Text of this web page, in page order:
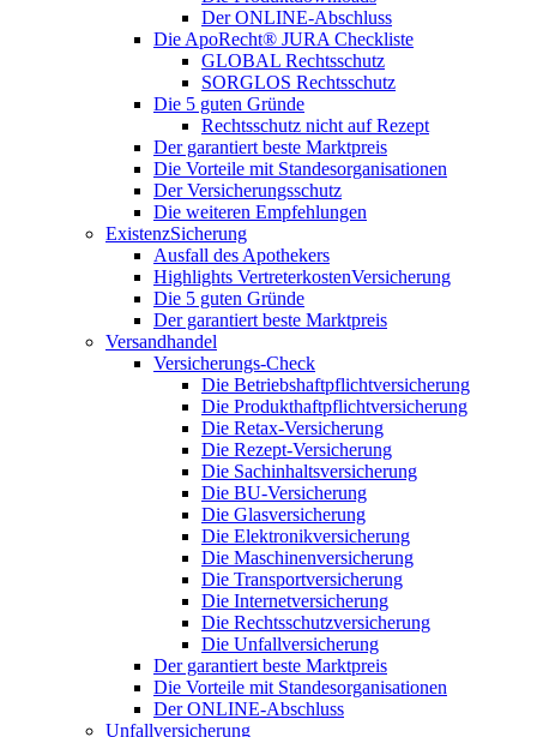
Der ONLINE-Abschluss
Die ApoRecht® JURA Checkliste
GLOBAL Rechtsschutz
SORGLOS Rechtsschutz
Die 5 guten Gründe
Rechtsschutz nicht auf Rezept
Der garantiert beste Marktpreis
Die Vorteile mit Standesorganisationen
Der Versicherungsschutz
Die weiteren Empfehlungen
ExistenzSicherung
Ausfall des Apothekers
Highlights VertreterkostenVersicherung
Die 5 guten Gründe
Der garantiert beste Marktpreis
Versandhandel
Versicherungs-Check
Die Betriebshaftpflichtversicherung
Die Produkthaftpflichtversicherung
Die Retax-Versicherung
Die Rezept-Versicherung
Die Sachinhaltsversicherung
Die BU-Versicherung
Die Glasversicherung
Die Elektronikversicherung
Die Maschinenversicherung
Die Transportversicherung
Die Internetversicherung
Die Rechtsschutzversicherung
Die Unfallversicherung
Der garantiert beste Marktpreis
Die Vorteile mit Standesorganisationen
Der ONLINE-Abschluss
Unfallversicherung